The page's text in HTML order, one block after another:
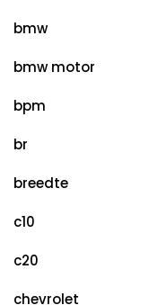
bmw
bmw motor
bpm
br
breedte
c10
c20
chevrolet